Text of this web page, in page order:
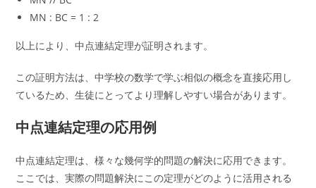
MN : BC = 1 : 2
以上により、中点連結定理が証明されます。
この証明方法は、中学校の数学で学ぶ相似の概念を直接応用し
ているため、生徒にとってより理解しやすい場合があります。
中点連結定理の応用例
中点連結定理は、様々な幾何学的問題の解決に応用できます。
ここでは、実際の問題解決にこの定理がどのように活用される